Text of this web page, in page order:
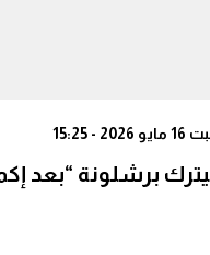
- 15:25
برشلونة “بعد